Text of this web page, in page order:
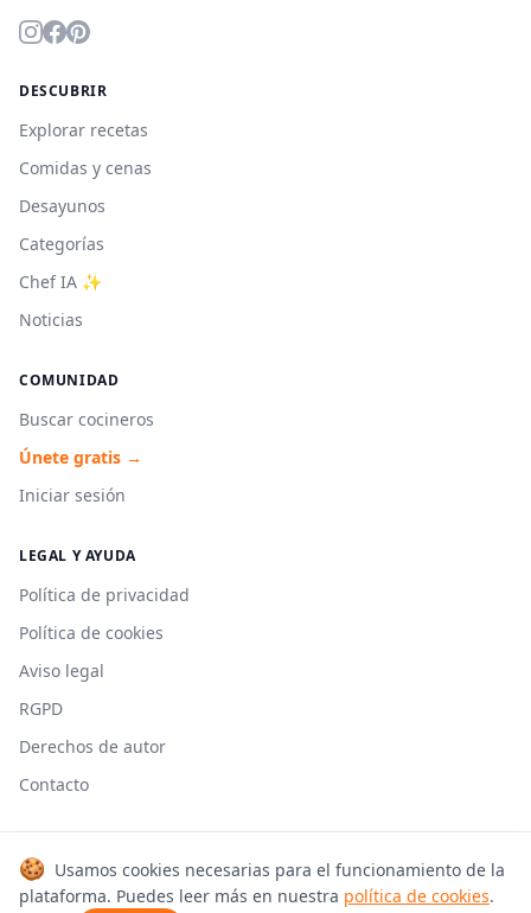
DESCUBRIR
Explorar recetas
Comidas y cenas
Desayunos
Categorías
Chef IA ✨
Noticias
COMUNIDAD
Buscar cocineros
Únete gratis →
Iniciar sesión
LEGAL Y AYUDA
Política de privacidad
Política de cookies
Aviso legal
RGPD
Derechos de autor
Contacto
© 2026 Cookmonkeys. Todos los derechos reservados.
Hecho con 🍳 en España
🍪 Usamos cookies necesarias para el funcionamiento de la
plataforma. Puedes leer más en nuestra política de cookies.